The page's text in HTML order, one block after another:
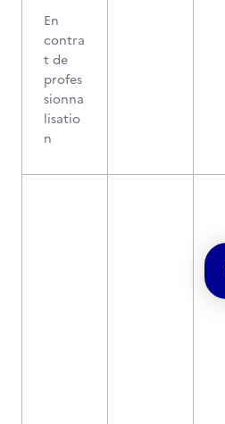
En
contra
t de
profes
sionna
lisatio
n